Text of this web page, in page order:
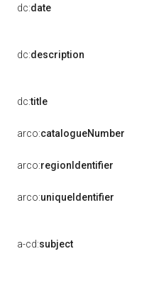
dc:date
dc:description
dc:title
arco:catalogueNumber
arco:regionIdentifier
arco:uniqueIdentifier
a-cd:subject